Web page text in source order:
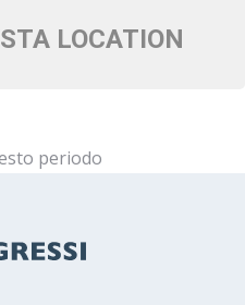
LOCATION
periodo